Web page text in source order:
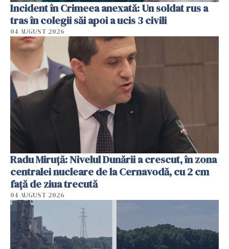
Incident în Crimeea anexată: Un soldat rus a
tras în colegii săi apoi a ucis 3 civili
04 AUGUST 2026
Radu Miruţă: Nivelul Dunării a crescut, în zona
centralei nucleare de la Cernavodă, cu 2 cm
faţă de ziua trecută
04 AUGUST 2026